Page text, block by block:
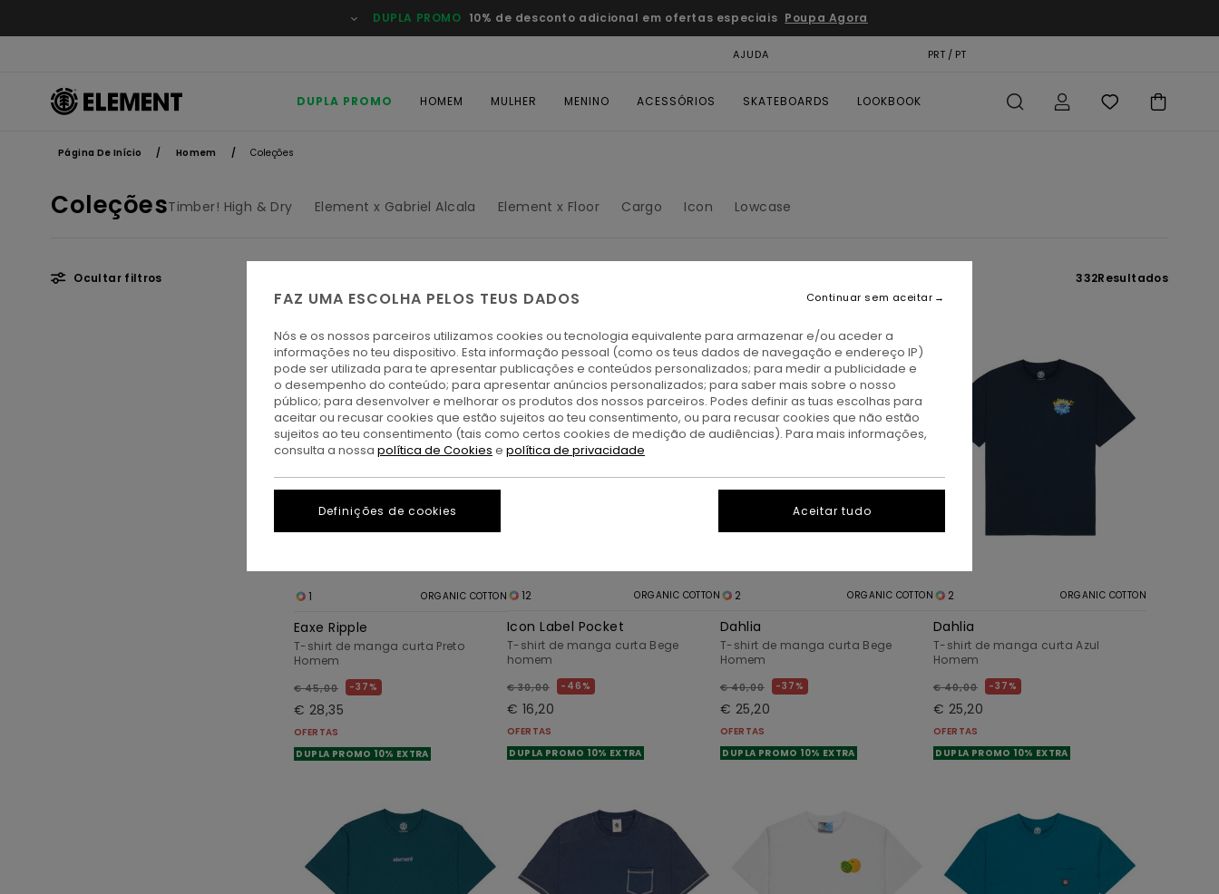
a
DUPLA PROMO 10% de desconto adicional em ofertas especiais Poupa Agora
AJUDA PRT / PT
DUPLA PROMO HOMEM MULHER MENINO ACESSÓRIOS SKATEBOARDS LOOKBOOK
Página De Início Homem Coleções
ColeçõesTimber! High & Dry Element x Gabriel Alcala Element x Floor Cargo Icon Lowcase
Ocultar filtros 332Resultados
para
procurar
critérios
de
filtragem
para
ordenar
por
1 ORGANIC COTTON
Eaxe Ripple
T-shirt de manga curta Preto
Homem
€ 45,00 37%
€ 28,35
OFERTAS
DUPLA PROMO 10% EXTRA
12 ORGANIC COTTON
Icon Label Pocket
T-shirt de manga curta Bege
homem
€ 30,00 46%
€ 16,20
OFERTAS
DUPLA PROMO 10% EXTRA
2 ORGANIC COTTON
Dahlia
T-shirt de manga curta Bege
Homem
€ 40,00 37%
€ 25,20
OFERTAS
DUPLA PROMO 10% EXTRA
2 ORGANIC COTTON
Dahlia
T-shirt de manga curta Azul
Homem
€ 40,00 37%
€ 25,20
OFERTAS
DUPLA PROMO 10% EXTRA
FAZ UMA ESCOLHA PELOS TEUS DADOS
Nós e os nossos parceiros utilizamos cookies ou tecnologia equivalente para armazenar e/ou aceder a
informações no teu dispositivo. Esta informação pessoal (como os teus dados de navegação e endereço IP)
pode ser utilizada para te apresentar publicações e conteúdos personalizados; para medir a publicidade e
o desempenho do conteúdo; para apresentar anúncios personalizados; para saber mais sobre o nosso
público; para desenvolver e melhorar os produtos dos nossos parceiros. Podes definir as tuas escolhas para
aceitar ou recusar cookies que estão sujeitos ao teu consentimento, ou para recusar cookies que não estão
sujeitos ao teu consentimento (tais como certos cookies de medição de audiências). Para mais informações,
consulta a nossa política de Cookies e política de privacidade
Definições de cookies
Continuar sem aceitar
Aceitar tudo